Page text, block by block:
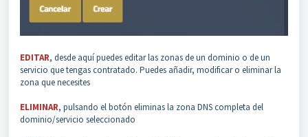
EDITAR, desde aquí puedes editar las zonas de un dominio o de un
servicio que tengas contratado. Puedes añadir, modificar o eliminar la
zona que necesites
ELIMINAR, pulsando el botón eliminas la zona DNS completa del
dominio/servicio seleccionado